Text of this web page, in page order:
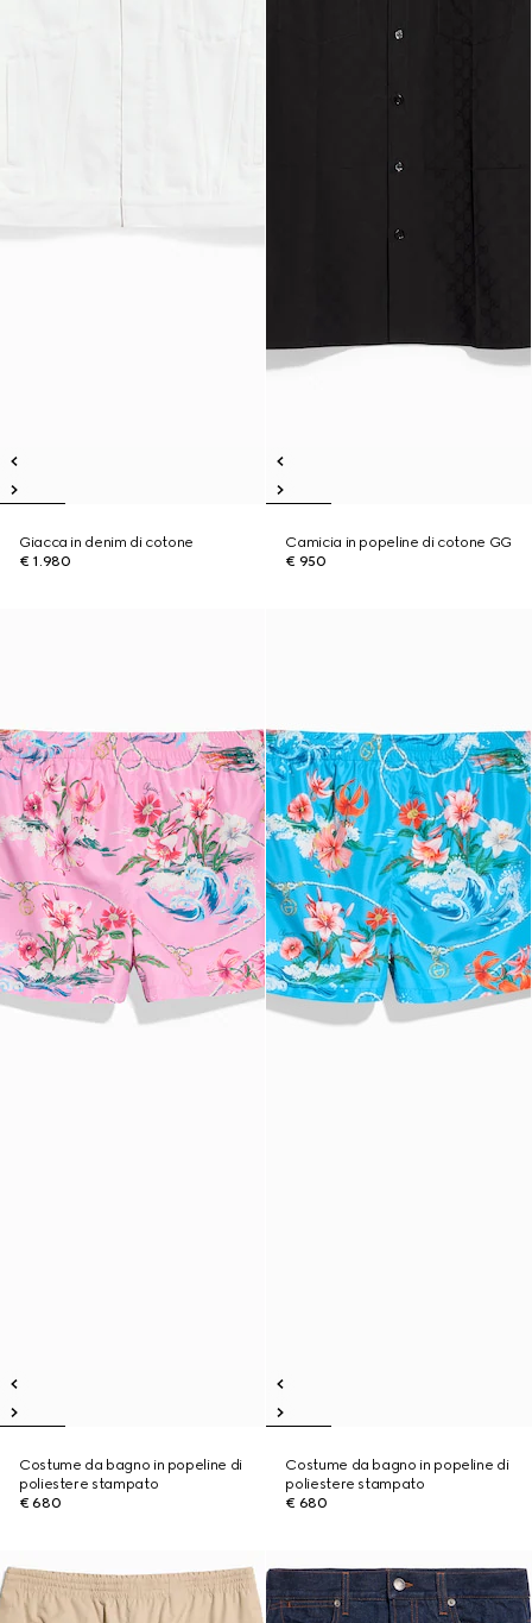
Giacca in denim di cotone
€ 1.980
Camicia in popeline di cotone GG
€ 950
Costume da bagno in popeline di
poliestere stampato
€ 680
Costume da bagno in popeline di
poliestere stampato
€ 680